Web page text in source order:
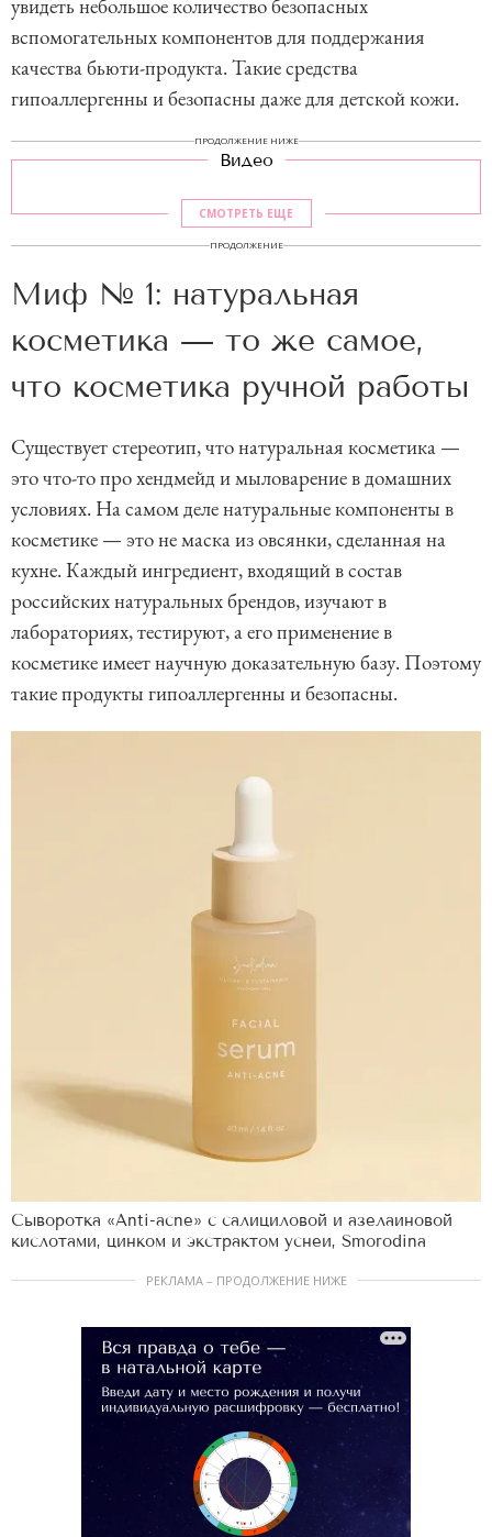
увидеть небольшое количество безопасных
вспомогательных компонентов для поддержания
качества бьюти-продукта. Такие средства
гипоаллергенны и безопасны даже для детской кожи.
ПРОДОЛЖЕНИЕ НИЖЕ
Видео
СМОТРЕТЬ ЕЩЕ
ПРОДОЛЖЕНИЕ
Миф № 1: натуральная
косметика — то же самое,
что косметика ручной работы
Существует стереотип, что натуральная косметика —
это что-то про хендмейд и мыловарение в домашних
условиях. На самом деле натуральные компоненты в
косметике — это не маска из овсянки, сделанная на
кухне. Каждый ингредиент, входящий в состав
российских натуральных брендов, изучают в
лабораториях, тестируют, а его применение в
косметике имеет научную доказательную базу. Поэтому
такие продукты гипоаллергенны и безопасны.
Сыворотка «Anti-acne» с салициловой и азелаиновой
кислотами, цинком и экстрактом уснеи, Smorodina
РЕКЛАМА – ПРОДОЛЖЕНИЕ НИЖЕ